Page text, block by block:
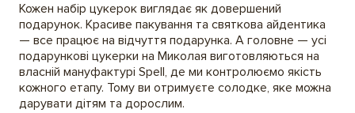
Кожен набір цукерок виглядає як довершений
подарунок. Красиве пакування та святкова айдентика
— все працює на відчуття подарунка. А головне — усі
подарункові цукерки на Миколая виготовляються на
власній мануфактурі Spell, де ми контролюємо якість
кожного етапу. Тому ви отримуєте солодке, яке можна
дарувати дітям та дорослим.